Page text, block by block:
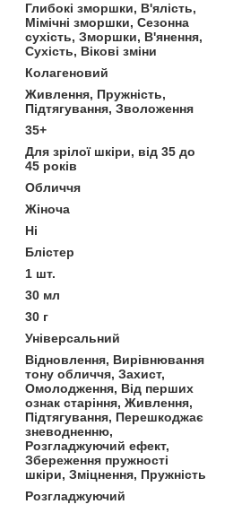
Глибокі зморшки, В'ялість,
Мімічні зморшки, Сезонна
сухість, Зморшки, В'янення,
Сухість, Вікові зміни
Колагеновий
Живлення, Пружність,
Підтягування, Зволоження
35+
Для зрілої шкіри, від 35 до
45 років
Обличчя
Жіноча
Ні
Блістер
1 шт.
30 мл
30 г
Універсальний
Відновлення, Вирівнювання
тону обличчя, Захист,
Омолодження, Від перших
ознак старіння, Живлення,
Підтягування, Перешкоджає
зневодненню,
Розгладжуючий ефект,
Збереження пружності
шкіри, Зміцнення, Пружність
Розгладжуючий